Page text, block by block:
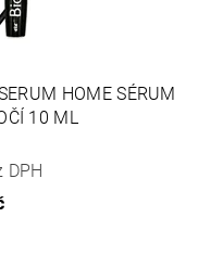
HOME SÉRUM
10 ML
DPH